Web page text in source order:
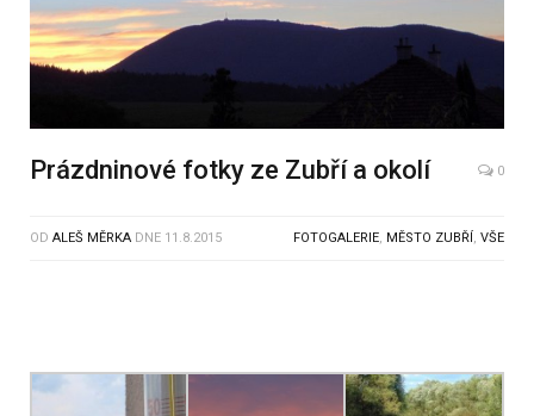
Prázdninové fotky ze Zubří a okolí 0
OD ALEŠ MĚRKA DNE 11.8.2015 FOTOGALERIE, MĚSTO ZUBŘÍ , VŠE